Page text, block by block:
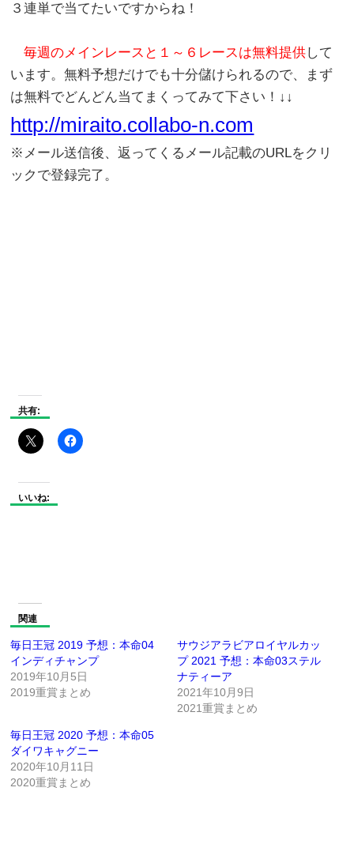
３連単で当てたいですからね！
毎週のメインレースと１～６レースは無料提供して
います。無料予想だけでも十分儲けられるので、まず
は無料でどんどん当てまくってみて下さい！↓↓
http://miraito.collabo-n.com
※メール送信後、返ってくるメール記載のURLをクリ
ックで登録完了。
共有:
いいね:
関連
毎日王冠 2019 予想：本命04
インディチャンプ
2019年10月5日
2019重賞まとめ
サウジアラビアロイヤルカッ
プ 2021 予想：本命03ステル
ナティーア
2021年10月9日
2021重賞まとめ
毎日王冠 2020 予想：本命05
ダイワキャグニー
2020年10月11日
2020重賞まとめ